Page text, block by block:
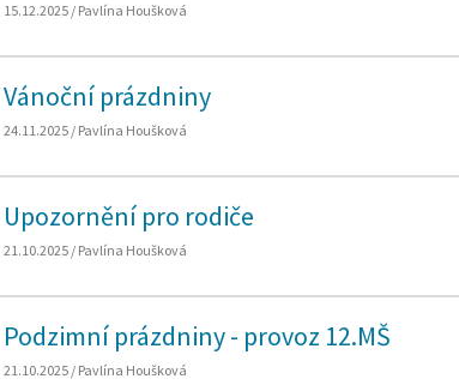
15.12.2025 / Pavlína Houšková
Vánoční prázdniny
24.11.2025 / Pavlína Houšková
Upozornění pro rodiče
21.10.2025 / Pavlína Houšková
Podzimní prázdniny - provoz 12.MŠ
21.10.2025 / Pavlína Houšková